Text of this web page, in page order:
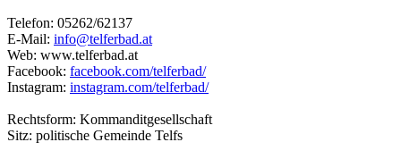
Telefon: 05262/62137
E-Mail: info@telferbad.at
Web: www.telferbad.at
Facebook: facebook.com/telferbad/
Instagram: instagram.com/telferbad/
Rechtsform: Kommanditgesellschaft
Sitz: politische Gemeinde Telfs